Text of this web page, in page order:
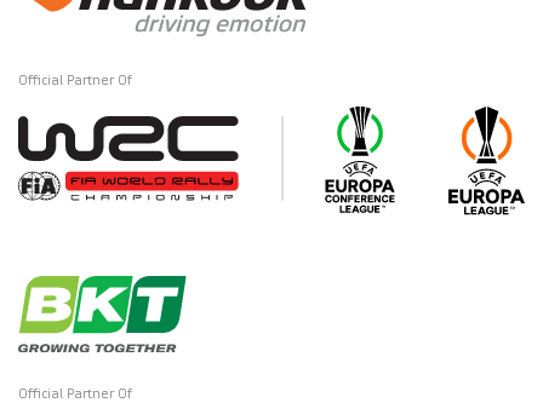
Official Partner Of
Official Partner Of